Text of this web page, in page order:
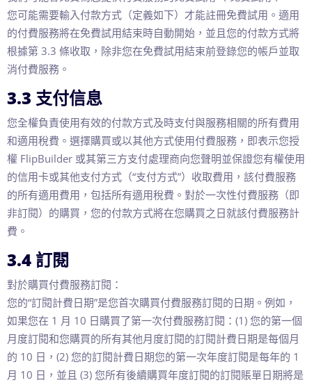
您可能需要輸入付款方式（定義如下）才能註冊免費試用。適用
的付費服務將在免費試用結束時自動開始，並且您的付款方式將
根據第 3.3 條收取，除非您在免費試用結束前登錄您的帳戶並取
消付費服務。
3.3 支付信息
您全權負責使用有效的付款方式及時支付與服務相關的所有費用
和適用稅費。選擇購買或以其他方式使用付費服務，即表示您授
權 FlipBuilder 或其第三方支付處理商向您聲明並保證您有權使用
的信用卡或其他支付方式（“支付方式”）收取費用，該付費服務
的所有適用費用，包括所有適用稅費。對於一次性付費服務（即
非訂閱）的購買，您的付款方式將在您購買之日就該付費服務計
費。
3.4 訂閱
對於購買付費服務訂閱：
您的“訂閱計費日期”是您首次購買付費服務訂閱的日期。例如，
如果您在 1 月 10 日購買了第一次付費服務訂閱：(1) 您的第一個
月度訂閱和您購買的所有其他月度訂閱的訂閱計費日期是每個月
的 10 日，(2) 您的訂閱計費日期您的第一次年度訂閱是每年的 1
月 10 日，並且 (3) 您所有後續購買年度訂閱的訂閱賬單日期將是